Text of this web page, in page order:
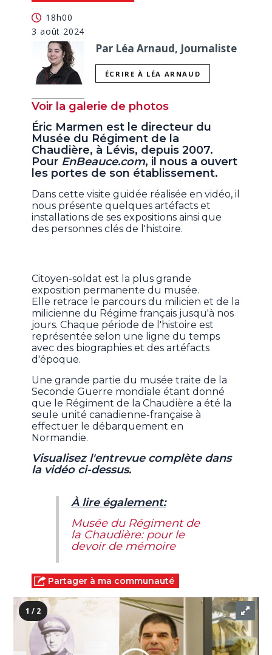
18h00
3 août 2024
Par Léa Arnaud, Journaliste
ÉCRIRE À LÉA ARNAUD
Voir la galerie de photos
Éric Marmen est le directeur du
Musée du Régiment de la
Chaudière, à Lévis, depuis 2007.
Pour EnBeauce.com, il nous a ouvert
les portes de son établissement.
Dans cette visite guidée réalisée en vidéo, il
nous présente quelques artéfacts et
installations de ses expositions ainsi que
des personnes clés de l'histoire.
Citoyen-soldat est la plus grande
exposition permanente du musée.
Elle retrace le parcours du milicien et de la
milicienne du Régime français jusqu'à nos
jours. Chaque période de l'histoire est
représentée selon une ligne du temps
avec des biographies et des artéfacts
d'époque.
Une grande partie du musée traite de la
Seconde Guerre mondiale étant donné
que le Régiment de la Chaudière a été la
seule unité canadienne-française à
effectuer le débarquement en
Normandie.
Visualisez l'entrevue complète dans
la vidéo ci-dessus.
À lire également:
Musée du Régiment de
la Chaudière: pour le
devoir de mémoire
Partager à ma communauté
1 / 2